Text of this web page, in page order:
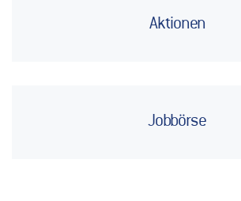
Aktionen
Jobbörse